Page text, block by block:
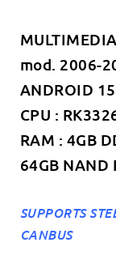
mod. 2006-
ANDROID
CPU :
RAM : 4GB
64GB NAND
SUPPORTS
CANBUS